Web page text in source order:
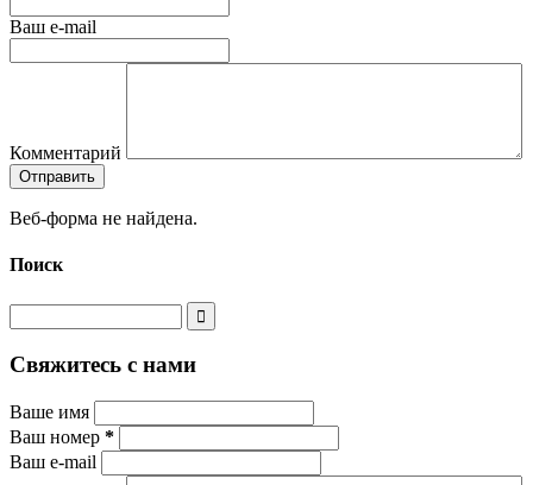
Ваш e-mail
Комментарий
Веб-форма не найдена.
Поиск
Свяжитесь с нами
Ваше имя
Ваш номер *
Ваш e-mail